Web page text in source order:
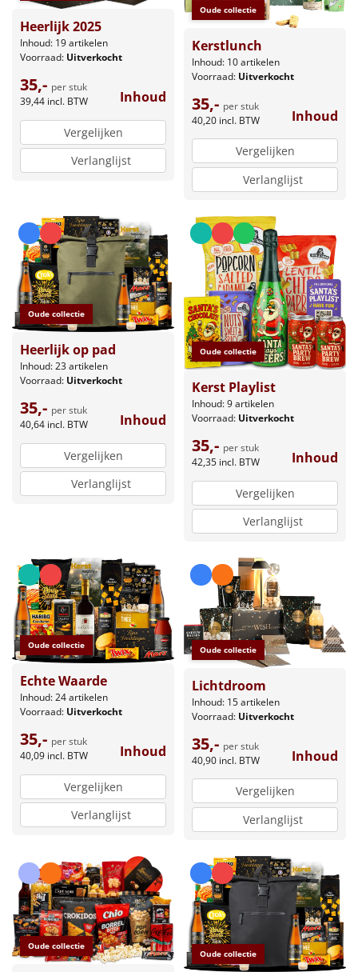
Heerlijk 2025
Inhoud: 19 artikelen
Voorraad: Uitverkocht
35,- per stuk
39,44 incl. BTW Inhoud
Vergelijken
Verlanglijst
Oude collectie
Kerstlunch
Inhoud: 10 artikelen
Voorraad: Uitverkocht
35,- per stuk
40,20 incl. BTW Inhoud
Vergelijken
Verlanglijst
Oude collectie
Heerlijk op pad
Inhoud: 23 artikelen
Voorraad: Uitverkocht
35,- per stuk
40,64 incl. BTW Inhoud
Vergelijken
Verlanglijst
Oude collectie
Kerst Playlist
Inhoud: 9 artikelen
Voorraad: Uitverkocht
35,- per stuk
42,35 incl. BTW Inhoud
Vergelijken
Verlanglijst
Oude collectie
Echte Waarde
Inhoud: 24 artikelen
Voorraad: Uitverkocht
35,- per stuk
40,09 incl. BTW Inhoud
Vergelijken
Verlanglijst
Oude collectie
Lichtdroom
Inhoud: 15 artikelen
Voorraad: Uitverkocht
35,- per stuk
40,90 incl. BTW Inhoud
Vergelijken
Verlanglijst
Oude collectie
Oude collectie